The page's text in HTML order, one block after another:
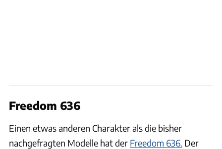
Freedom 636
Einen etwas anderen Charakter als die bisher
nachgefragten Modelle hat der Freedom 636. Der